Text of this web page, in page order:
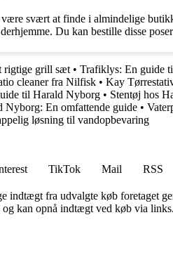
svært at finde i almindelige
Du kan bestille disse
rigtige grill sæt • Trafiklys: En guide
cleaner fra Nilfisk • Kay
til Harald Nyborg • Stentøj hos
En omfattende guide •
løsning til vandopbevaring
TikTok Mail
RSS
indtægt fra udvalgte køb foretaget
kan opnå indtægt ved køb via